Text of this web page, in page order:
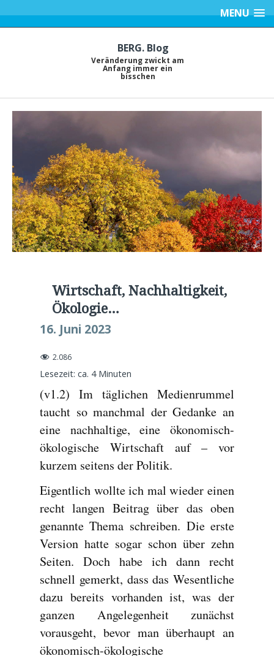
MENU
BERG. Blog
Veränderung zwickt am
Anfang immer ein
bisschen
Wirtschaft, Nachhaltigkeit,
Ökologie…
16. Juni 2023
2.086
Lesezeit: ca. 4 Minuten
(v1.2) Im täglichen Medienrummel
taucht so manchmal der Gedanke an
eine nachhaltige, eine ökonomisch-
ökologische Wirtschaft auf – vor
kurzem seitens der Politik.
Eigentlich wollte ich mal wieder einen
recht langen Beitrag über das oben
genannte Thema schreiben. Die erste
Version hatte sogar schon über zehn
Seiten. Doch habe ich dann recht
schnell gemerkt, dass das Wesentliche
dazu bereits vorhanden ist, was der
ganzen Angelegenheit zunächst
vorausgeht, bevor man überhaupt an
ökonomisch-ökologische